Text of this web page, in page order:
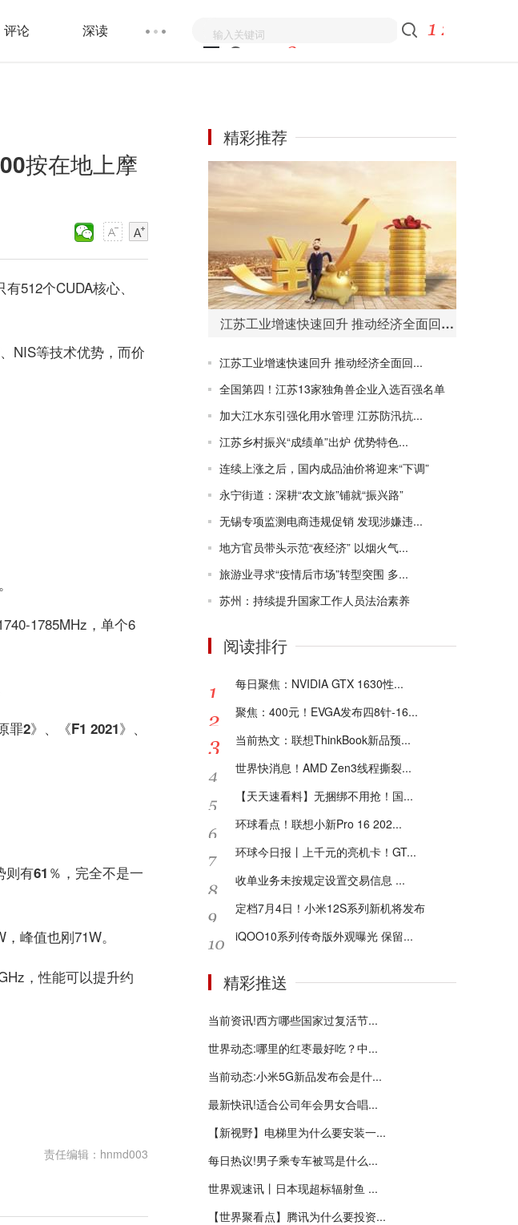
评论 深读
按在地上摩
512个CUDA核心、
NIS等技术优势，而价
1785MHz，单个6
2》、《F1 2021》、
有61％，完全不是一
峰值也刚71W。
，性能可以提升约
责任编辑：hnmd003
精彩推荐
江苏工业增速快速回升 推动经济全面回升向好
江苏工业增速快速回升 推动经济全面回...
全国第四！江苏13家独角兽企业入选百强名单
加大江水东引强化用水管理 江苏防汛抗...
江苏乡村振兴“成绩单”出炉 优势特色...
连续上涨之后，国内成品油价将迎来“下调”
永宁街道：深耕“农文旅”铺就“振兴路”
无锡专项监测电商违规促销 发现涉嫌违...
地方官员带头示范“夜经济” 以烟火气...
旅游业寻求“疫情后市场”转型突围 多...
苏州：持续提升国家工作人员法治素养
阅读排行
每日聚焦：NVIDIA GTX 1630性...
聚焦：400元！EVGA发布四8针-16...
当前热文：联想ThinkBook新品预...
世界快消息！AMD Zen3线程撕裂...
【天天速看料】无捆绑不用抢！国...
环球看点！联想小新Pro 16 202...
环球今日报丨上千元的亮机卡！GT...
收单业务未按规定设置交易信息 ...
定档7月4日！小米12S系列新机将发布
iQOO10系列传奇版外观曝光 保留...
精彩推送
当前资讯!西方哪些国家过复活节...
世界动态:哪里的红枣最好吃？中...
当前动态:小米5G新品发布会是什...
最新快讯!适合公司年会男女合唱...
【新视野】电梯里为什么要安装一...
每日热议!男子乘专车被骂是什么...
世界观速讯丨日本现超标辐射鱼 ...
【世界聚看点】腾讯为什么要投资...